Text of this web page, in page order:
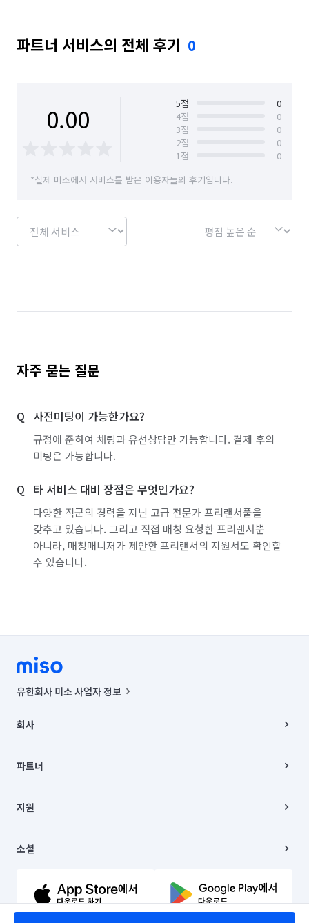
파트너 서비스의 전체 후기 0
0.00 5점
0
4점
0
3점
0
2점
0
1점
0
*실제 미소에서 서비스를 받은 이용자들의 후기입니다.
자주 묻는 질문
사전미팅이 가능한가요?
규정에 준하여 채팅과 유선상담만 가능합니다. 결제 후의
미팅은 가능합니다.
타 서비스 대비 장점은 무엇인가요?
다양한 직군의 경력을 지닌 고급 전문가 프리랜서풀을
갖추고 있습니다. 그리고 직접 매칭 요청한 프리랜서뿐
아니라, 매칭매니저가 제안한 프리랜서의 지원서도 확인할
수 있습니다.
유한회사 미소 사업자 정보
00019 |
주소 | 본사: 서울특별시 종로구 율곡로 6(중학동, 트윈트리빌딩) B동 5층
컨택센터 : 서울특별시 종로구 수송동 율곡로 24, 7층, 8층 미소
상품, 상품정보, 거래에 관한 의무와 책임은 거래당사자에게 있습니다.
언론 보도 관련 문의:
© 유한회사 미소. Miso, Inc. All Rights Reserved.
회사
채용
파트너
이사
지원
이용약관
문의하기
소셜
유튜브